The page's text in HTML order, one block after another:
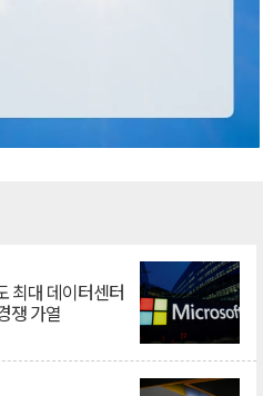
최대 데이터센터
쟁 가열